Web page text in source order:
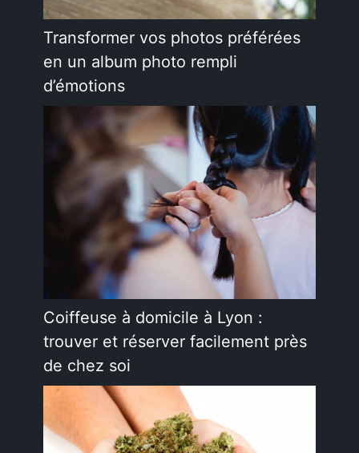
Transformer vos photos préférées
en un album photo rempli
d’émotions
Coiffeuse à domicile à Lyon :
trouver et réserver facilement près
de chez soi